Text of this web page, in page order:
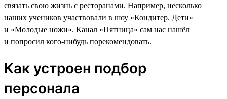
связать свою жизнь с ресторанами. Например, несколько
наших учеников участвовали в шоу «Кондитер. Дети»
и «Молодые ножи». Канал «Пятница» сам нас нашёл
и попросил кого-нибудь порекомендовать.
Как устроен подбор
персонала